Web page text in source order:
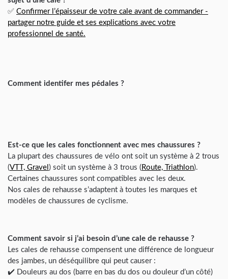
✅ Confirmer l’épaisseur de votre cale avant de commander -
partager notre guide et ses explications avec votre
professionnel de santé.
Comment identifer mes pédales ?
Est-ce que les cales fonctionnent avec mes chaussures ?
La plupart des chaussures de vélo ont soit un système à 2 trous
(VTT, Gravel ) soit un système à 3 trous ( Route, Triathlon).
Certaines chaussures sont compatibles avec les deux.
Nos cales de rehausse s’adaptent à toutes les marques et
modèles de chaussures de cyclisme.
Comment savoir si j’ai besoin d’une cale de rehausse ?
Les cales de rehausse compensent une différence de longueur
des jambes, un déséquilibre qui peut causer :
✔️ Douleurs au dos (barre en bas du dos ou douleur d’un côté)